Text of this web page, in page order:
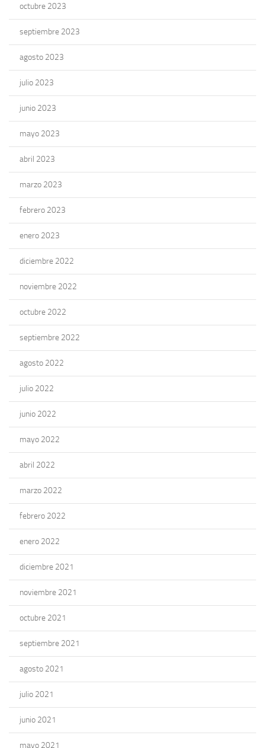
octubre 2023
septiembre 2023
agosto 2023
julio 2023
junio 2023
mayo 2023
abril 2023
marzo 2023
febrero 2023
enero 2023
diciembre 2022
noviembre 2022
octubre 2022
septiembre 2022
agosto 2022
julio 2022
junio 2022
mayo 2022
abril 2022
marzo 2022
febrero 2022
enero 2022
diciembre 2021
noviembre 2021
octubre 2021
septiembre 2021
agosto 2021
julio 2021
junio 2021
mayo 2021